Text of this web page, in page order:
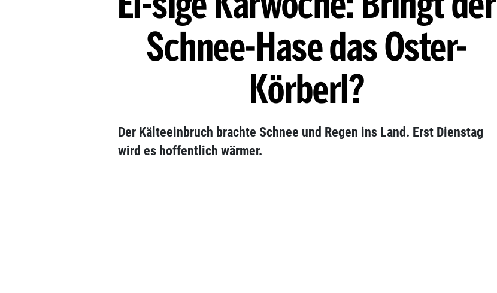
Schnee-Hase das Oster-
Körberl?
Der Kälteeinbruch brachte Schnee und Regen ins Land. Erst Dienstag
wird es hoffentlich wärmer.